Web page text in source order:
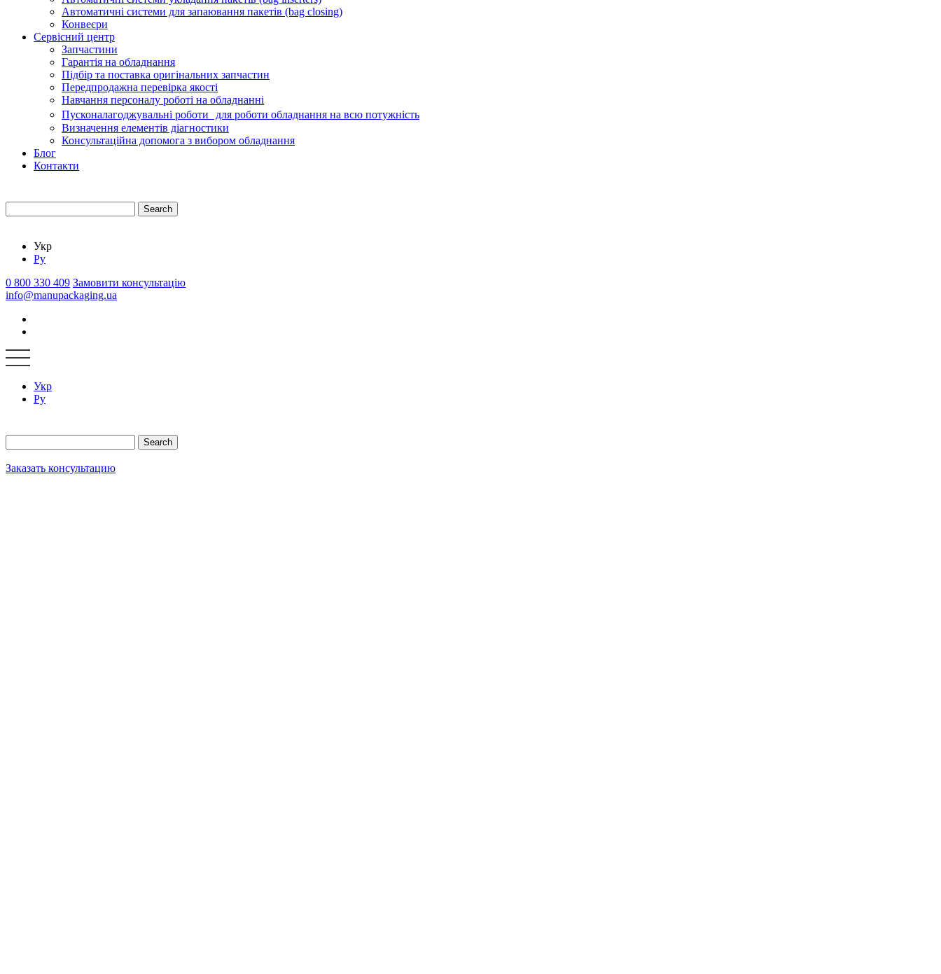
Автоматичні системи для запаювання пакетів (bag closing)
Конвеєри
Сервісний центр
Запчастини
Гарантія на обладнання
Підбір та поставка оригінальних запчастин
Передпродажна перевірка якості
Навчання персоналу роботі на обладнанні
Пусконалагоджувальні роботи для роботи обладнання на всю потужність
Визначення елементів діагностики
Консультаційна допомога з вибором обладнання
Блог
Контакти
Search
Укр
Ру
0 800 330 409 Замовити консультацію
info@manupackaging.ua
Укр
Ру
Search
Заказать консультацию